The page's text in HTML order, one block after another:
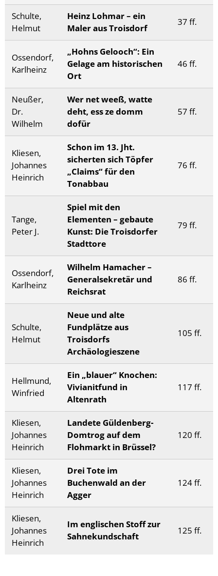
Schulte,
Helmut
Heinz Lohmar – ein
Maler aus Troisdorf
37 ff.
Ossendorf,
Karlheinz
„Hohns Gelooch“: Ein
Gelage am historischen
Ort
46 ff.
Neußer,
Dr.
Wilhelm
Wer net weeß, watte
deht, ess ze domm
dofür
57 ff.
Kliesen,
Johannes
Heinrich
Schon im 13. Jht.
sicherten sich Töpfer
„Claims“ für den
Tonabbau
76 ff.
Tange,
Peter J.
Spiel mit den
Elementen – gebaute
Kunst: Die Troisdorfer
Stadttore
79 ff.
Ossendorf,
Karlheinz
Wilhelm Hamacher –
Generalsekretär und
Reichsrat
86 ff.
Schulte,
Helmut
Neue und alte
Fundplätze aus
Troisdorfs
Archäologieszene
105 ff.
Hellmund,
Winfried
Ein „blauer“ Knochen:
Vivianitfund in
Altenrath
117 ff.
Kliesen,
Johannes
Heinrich
Landete Güldenberg-
Domtrog auf dem
Flohmarkt in Brüssel?
120 ff.
Kliesen,
Johannes
Heinrich
Drei Tote im
Buchenwald an der
Agger
124 ff.
Kliesen,
Johannes
Heinrich
Im englischen Stoff zur
Sahnekundschaft
125 ff.